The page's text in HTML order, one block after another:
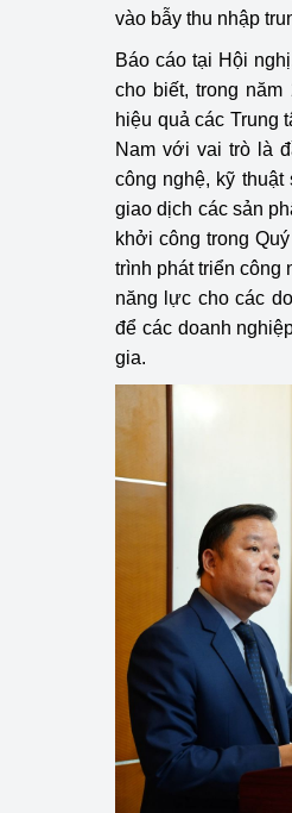
vào bẫy thu nhập
Báo cáo tại Hội
cho biết, trong
hiệu quả các Trung
Nam với vai trò là
công nghệ, kỹ
giao dịch các sản
khởi công trong
trình phát triển công
năng lực cho các
để các doanh
gia.